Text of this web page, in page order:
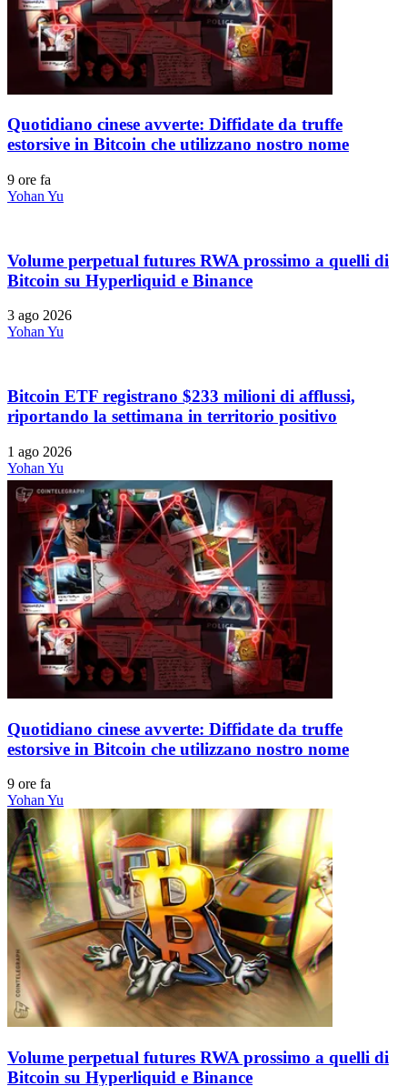
Quotidiano cinese avverte: Diffidate da truffe
estorsive in Bitcoin che utilizzano nostro nome
9 ore fa
Yohan Yu
Volume perpetual futures RWA prossimo a quelli di
Bitcoin su Hyperliquid e Binance
3 ago 2026
Yohan Yu
Bitcoin ETF registrano $233 milioni di afflussi,
riportando la settimana in territorio positivo
1 ago 2026
Yohan Yu
Quotidiano cinese avverte: Diffidate da truffe
estorsive in Bitcoin che utilizzano nostro nome
9 ore fa
Yohan Yu
Volume perpetual futures RWA prossimo a quelli di
Bitcoin su Hyperliquid e Binance